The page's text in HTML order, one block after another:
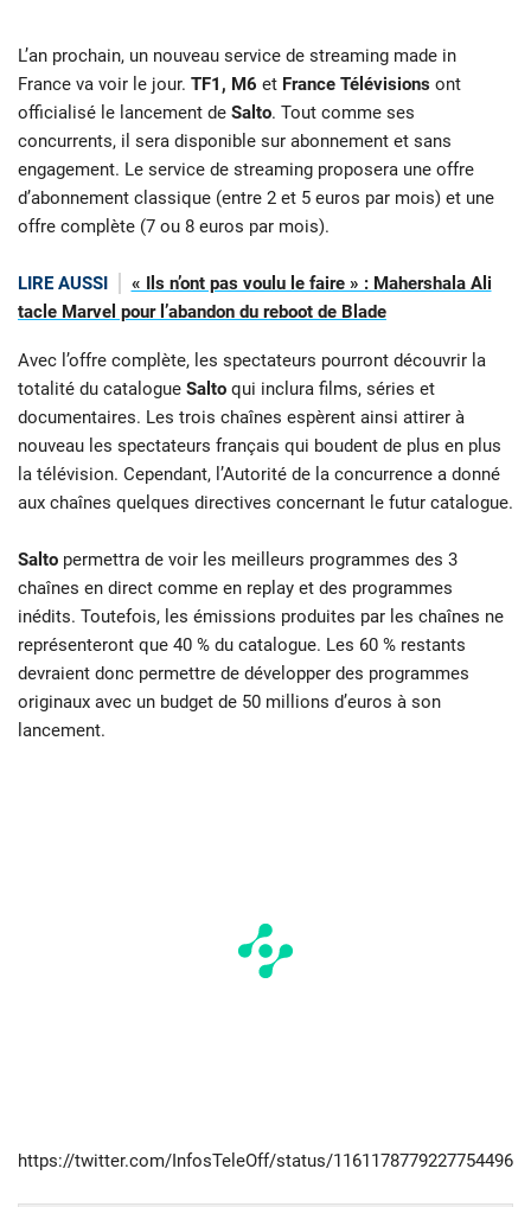
L’an prochain, un nouveau service de streaming made in
France va voir le jour. TF1, M6 et France Télévisions ont
officialisé le lancement de Salto. Tout comme ses
concurrents, il sera disponible sur abonnement et sans
engagement. Le service de streaming proposera une offre
d’abonnement classique (entre 2 et 5 euros par mois) et une
offre complète (7 ou 8 euros par mois).
LIRE AUSSI
« Ils n’ont pas voulu le faire » : Mahershala Ali
tacle Marvel pour l’abandon du reboot de Blade
Avec l’offre complète, les spectateurs pourront découvrir la
totalité du catalogue Salto qui inclura films, séries et
documentaires. Les trois chaînes espèrent ainsi attirer à
nouveau les spectateurs français qui boudent de plus en plus
la télévision. Cependant, l’Autorité de la concurrence a donné
aux chaînes quelques directives concernant le futur catalogue.
Salto permettra de voir les meilleurs programmes des 3
chaînes en direct comme en replay et des programmes
inédits. Toutefois, les émissions produites par les chaînes ne
représenteront que 40 % du catalogue. Les 60 % restants
devraient donc permettre de développer des programmes
originaux avec un budget de 50 millions d’euros à son
lancement.
https://twitter.com/InfosTeleOff/status/1161178779227754496